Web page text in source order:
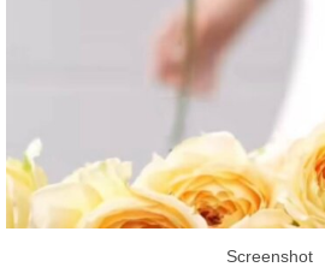
Screenshot